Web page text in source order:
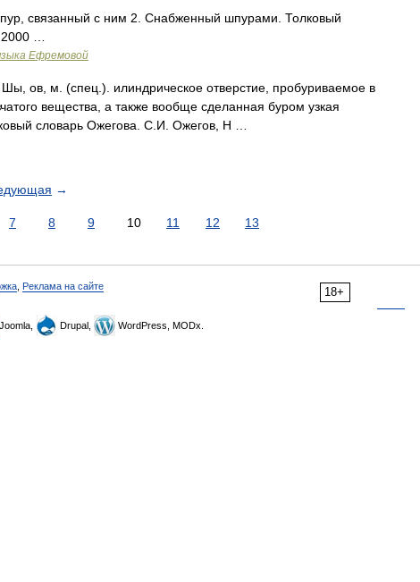
связанный с ним 2. Снабженный шпурами. Толковый
…
Ефремовой
ов, м. (спец.). илиндрическое отверстие, пробуриваемое в
вещества, а также вообще сделанная буром узкая
словарь Ожегова. С.И. Ожегов, Н …
→
7 8 9 10 11 12 13
18+
Реклама на сайте
Joomla, Drupal, WordPress, MODx.